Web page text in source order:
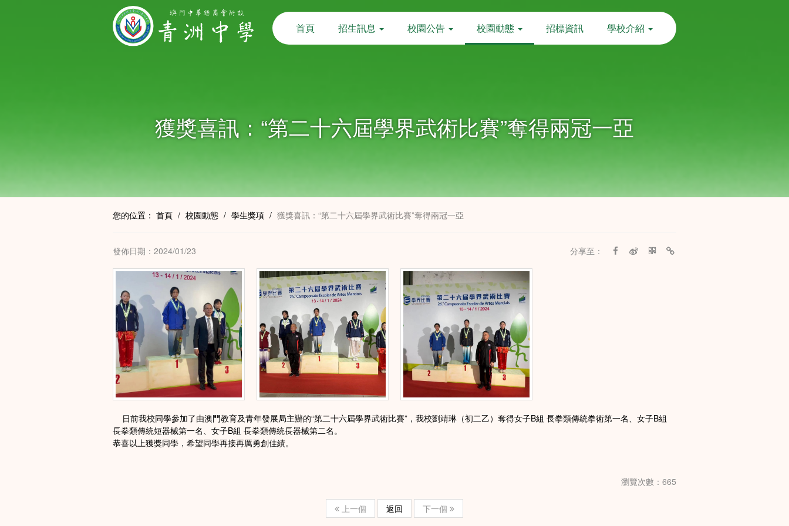
首頁 招生訊息 校園公告 校園動態 招標資訊 學校介紹
獲獎喜訊：“第二十六屆學界武術比賽”奪得兩冠一亞
您的位置： 首頁 / 校園動態 / 學生獎項 / 獲獎喜訊：“第二十六屆學界武術比賽”奪得兩冠一亞
發佈日期：2024/01/23 分享至：
日前我校同學參加了由澳門教育及青年發展局主辦的“第二十六屆學界武術比賽”，我校劉靖琳（初二乙）奪得女子B組 長拳類傳統拳術第一名、女子B組
長拳類傳統短器械第一名、女子B組 長拳類傳統長器械第二名。
恭喜以上獲獎同學，希望同學再接再厲勇創佳績。
瀏覽次數：665
上一個 返回 下一個